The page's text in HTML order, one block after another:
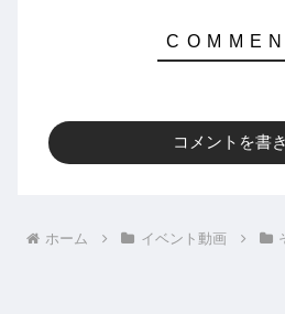
コメントを書
ホーム イベント動画